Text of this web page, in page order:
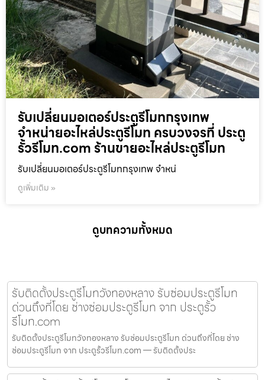
รับเปลี่ยนมอเตอร์ประตูรีโมทกรุงเทพ
จำหน่ายอะไหล่ประตูรีโมท ครบวงจรที่ ประตู
รั้วรีโมท.com ร้านขายอะไหล่ประตูรีโมท
รับเปลี่ยนมอเตอร์ประตูรีโมทกรุงเทพ จำหน่
ดูเพิ่มเติม »
ดูบทความทั้งหมด
รับติดตั้งประตูรีโมทวังทองหลาง รับซ่อมประตูรีโมท
ด่วนถึงที่โดย ช่างซ่อมประตูรีโมท จาก ประตูรั้ว
รีโมท.com
รับติดตั้งประตูรีโมทวังทองหลาง รับซ่อมประตูรีโมท ด่วนถึงที่โดย ช่าง
ซ่อมประตูรีโมท จาก ประตูรั้วรีโมท.com — รับติดตั้งประ